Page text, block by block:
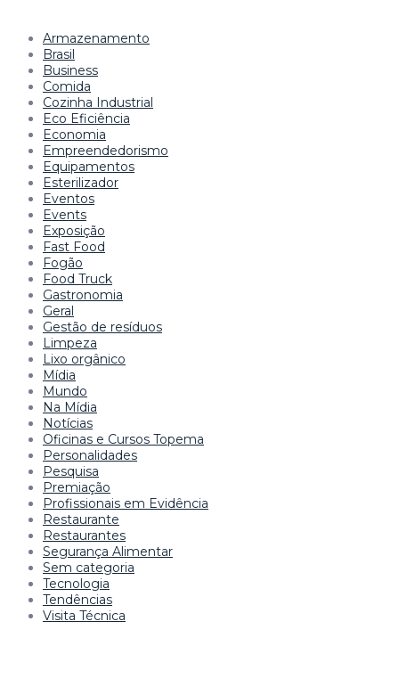
Armazenamento
Brasil
Business
Comida
Cozinha Industrial
Eco Eficiência
Economia
Empreendedorismo
Equipamentos
Esterilizador
Eventos
Events
Exposição
Fast Food
Fogão
Food Truck
Gastronomia
Geral
Gestão de resíduos
Limpeza
Lixo orgânico
Mídia
Mundo
Na Mídia
Notícias
Oficinas e Cursos Topema
Personalidades
Pesquisa
Premiação
Profissionais em Evidência
Restaurante
Restaurantes
Segurança Alimentar
Sem categoria
Tecnologia
Tendências
Visita Técnica